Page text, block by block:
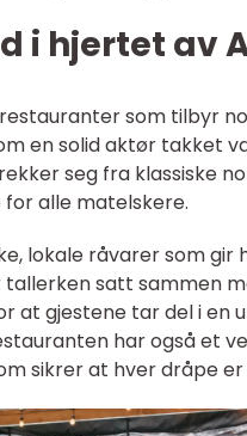
i hjertet av
som tilbyr
en solid aktør takket
seg fra klassiske
alle matelskere.
lokale råvarer som gir
satt sammen
at gjestene tar del i en
har også et
sikrer at hver dråpe